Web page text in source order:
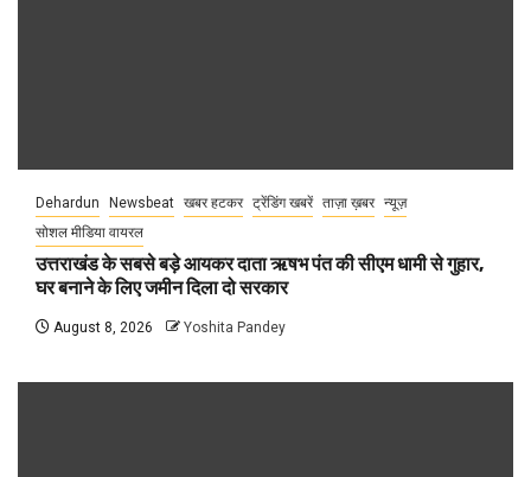
Dehardun Newsbeat खबर हटकर ट्रेंडिंग खबरें ताज़ा ख़बर न्यूज़
सोशल मीडिया वायरल
उत्तराखंड के सबसे बड़े आयकर दाता ऋषभ पंत की सीएम धामी से गुहार,
घर बनाने के लिए जमीन दिला दो सरकार
August 8, 2026 Yoshita Pandey